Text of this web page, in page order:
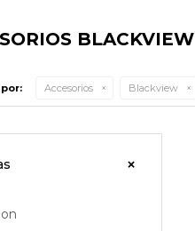
BLACKVIEW
Accesorios Blackview